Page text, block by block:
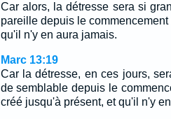
Car alors, la détresse sera si
pareille depuis le
qu'il n'y en aura jamais.
Marc 13:19
Car la détresse, en ces jours,
de semblable depuis le
créé jusqu'à présent, et qu'il n'y